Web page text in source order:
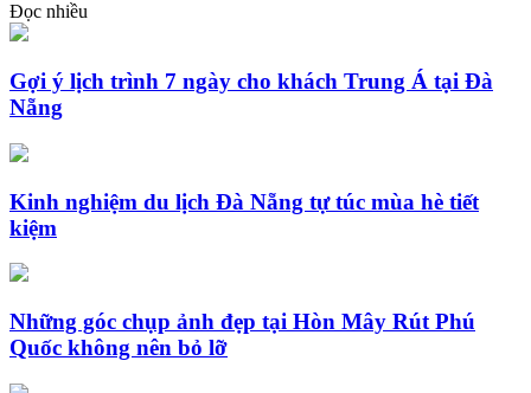
Đọc nhiều
Gợi ý lịch trình 7 ngày cho khách Trung Á tại Đà
Nẵng
Kinh nghiệm du lịch Đà Nẵng tự túc mùa hè tiết
kiệm
Những góc chụp ảnh đẹp tại Hòn Mây Rút Phú
Quốc không nên bỏ lỡ